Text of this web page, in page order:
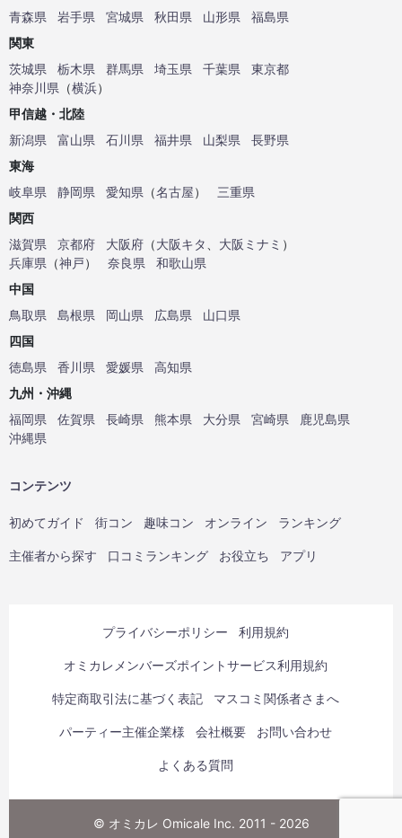
青森県
岩手県 宮城県 秋田県 山形県
福島県
関東
茨城県
栃木県 群馬県 埼玉県 千葉県
東京都
神奈川県 （横浜）
甲信越・北陸
新潟県
富山県 石川県 福井県 山梨県
長野県
東海
岐阜県
静岡県 愛知県 （名古屋）
三重県
関西
滋賀県
京都府 大阪府 （大阪キタ 大阪ミナミ ）
兵庫県 （神戸） 奈良県
和歌山県
中国
鳥取県
島根県 岡山県 広島県
山口県
四国
徳島県
香川県 愛媛県
高知県
九州・沖縄
福岡県
佐賀県 長崎県 熊本県 大分県 宮崎県
鹿児島県
沖縄県
コンテンツ
初めてガイド 街コン 趣味コン オンライン ランキング
主催者から探す 口コミランキング お役立ち アプリ
プライバシーポリシー 利用規約
オミカレメンバーズポイントサービス利用規約
特定商取引法に基づく表記 マスコミ関係者さまへ
パーティー主催企業様 会社概要 お問い合わせ
よくある質問
© オミカレ Omicale Inc. 2011 - 2026